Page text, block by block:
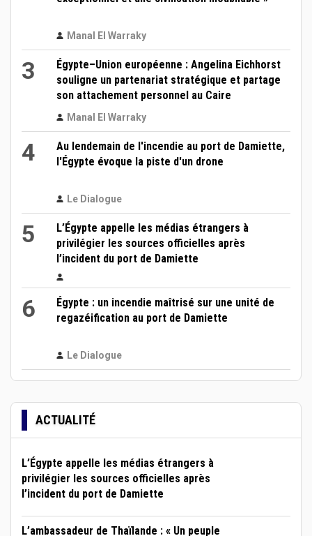
Manal El Warraky
3
Égypte–Union européenne : Angelina Eichhorst
souligne un partenariat stratégique et partage
son attachement personnel au Caire
Manal El Warraky
4
Au lendemain de l'incendie au port de Damiette,
l'Égypte évoque la piste d'un drone
Le Dialogue
5
L’Égypte appelle les médias étrangers à
privilégier les sources officielles après
l’incident du port de Damiette
6
Égypte : un incendie maîtrisé sur une unité de
regazéification au port de Damiette
Le Dialogue
ACTUALITÉ
L’Égypte appelle les médias étrangers à
privilégier les sources officielles après
l’incident du port de Damiette
L’ambassadeur de Thaïlande : « Un peuple